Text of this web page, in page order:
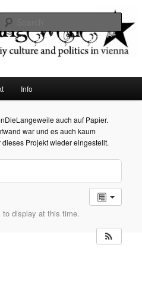
Info
auch auf Papier.
war und es auch kaum
Projekt wieder eingestellt.
to display at this time.